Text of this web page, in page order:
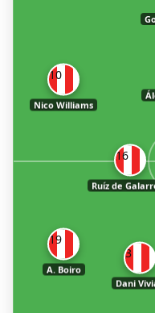
19
A. Boiro
3
Dani
16
Ruíz de
10
Nico Williams